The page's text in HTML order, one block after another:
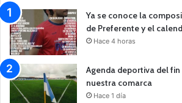
Ya se conoce la
de Preferente y el
Hace 4 horas
Agenda deportiva del fin
nuestra comarca
Hace 1 día